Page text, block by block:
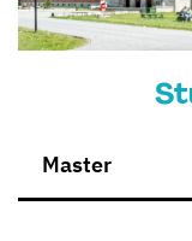
Master